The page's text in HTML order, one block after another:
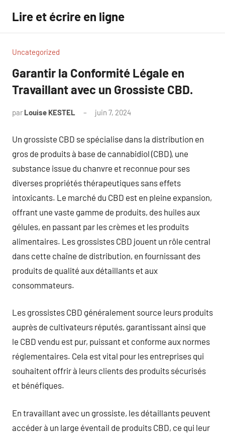
contenu
Lire et écrire en ligne
Uncategorized
Garantir la Conformité Légale en
Travaillant avec un Grossiste CBD.
par Louise KESTEL juin 7, 2024
Un grossiste CBD se spécialise dans la distribution en
gros de produits à base de cannabidiol (CBD), une
substance issue du chanvre et reconnue pour ses
diverses propriétés thérapeutiques sans effets
intoxicants. Le marché du CBD est en pleine expansion,
offrant une vaste gamme de produits, des huiles aux
gélules, en passant par les crèmes et les produits
alimentaires. Les grossistes CBD jouent un rôle central
dans cette chaîne de distribution, en fournissant des
produits de qualité aux détaillants et aux
consommateurs.
Les grossistes CBD généralement source leurs produits
auprès de cultivateurs réputés, garantissant ainsi que
le CBD vendu est pur, puissant et conforme aux normes
réglementaires. Cela est vital pour les entreprises qui
souhaitent offrir à leurs clients des produits sécurisés
et bénéfiques.
En travaillant avec un grossiste, les détaillants peuvent
accéder à un large éventail de produits CBD, ce qui leur